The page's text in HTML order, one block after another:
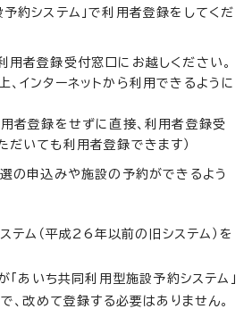
予約システム」で利用者登録をしてくだ
用者登録受付窓口にお越しください。
インターネットから利用できるように
者登録をせずに直接、利用者登録受
だいても利用者登録できます）
選の申込みや施設の予約ができるよう
ム（平成26年以前の旧システム）を
「あいち共同利用型施設予約システム」
、改めて登録する必要はありません。